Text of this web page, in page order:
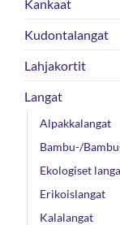
Kankaat
Kudontalangat
Lahjakortit
Langat
Alpakkalangat
Bambu-/
Ekologiset
Erikoislangat
Kalalangat